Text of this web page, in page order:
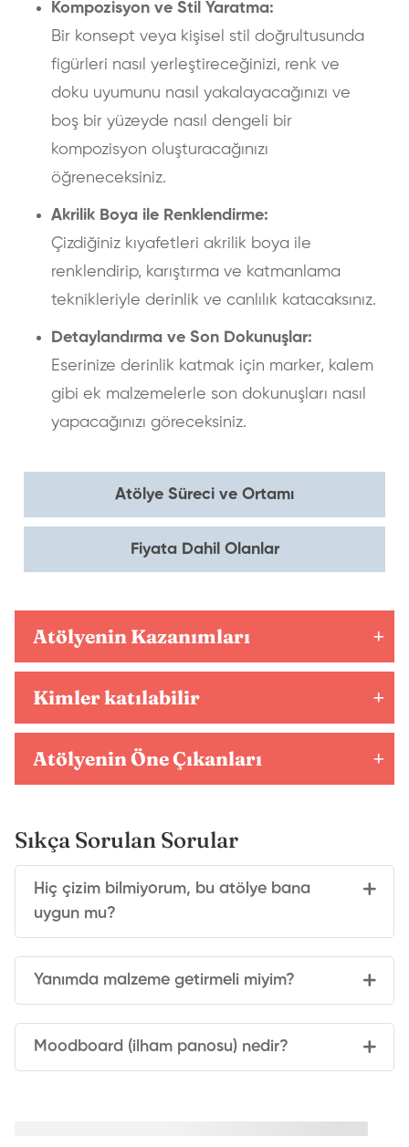
Atölye Süreci ve Ortamı
Fiyata Dahil Olanlar
Kompozisyon ve Stil Yaratma:
Bir konsept veya kişisel stil doğrultusunda
figürleri nasıl yerleştireceğinizi, renk ve
doku uyumunu nasıl yakalayacağınızı ve
boş bir yüzeyde nasıl dengeli bir
kompozisyon oluşturacağınızı
öğreneceksiniz.
Akrilik Boya ile Renklendirme:
Çizdiğiniz kıyafetleri akrilik boya ile
renklendirip, karıştırma ve katmanlama
teknikleriyle derinlik ve canlılık katacaksınız.
Detaylandırma ve Son Dokunuşlar:
Eserinize derinlik katmak için marker, kalem
gibi ek malzemelerle son dokunuşları nasıl
yapacağınızı göreceksiniz.
Atölyenin Kazanımları
Kimler katılabilir
Atölyenin Öne Çıkanları
Sıkça Sorulan Sorular
Hiç çizim bilmiyorum, bu atölye bana
uygun mu?
Yanımda malzeme getirmeli miyim?
Moodboard (ilham panosu) nedir?